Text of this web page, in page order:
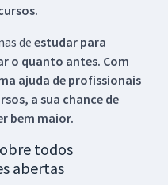
de estudar para
o quanto antes. Com
ajuda de profissionais
a sua chance de
bem maior.
todos
abertas